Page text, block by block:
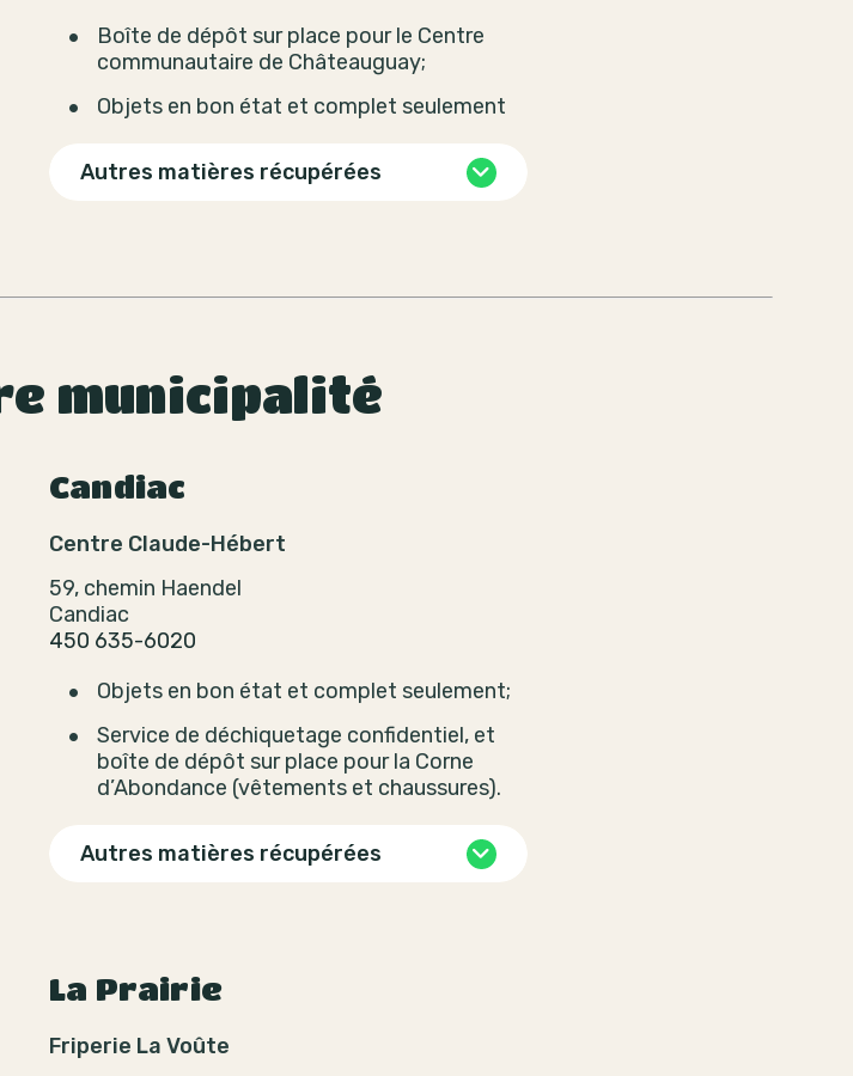
Boîte de dépôt sur place pour le Centre
communautaire de Châteauguay;
Objets en bon état et complet seulement
Autres matières récupérées
municipalité
Candiac
Centre Claude-Hébert
59, chemin Haendel
Candiac
450 635-6020
Objets en bon état et complet seulement;
Service de déchiquetage confidentiel, et
boîte de dépôt sur place pour la Corne
d’Abondance (vêtements et chaussures).
Autres matières récupérées
La Prairie
Friperie La Voûte